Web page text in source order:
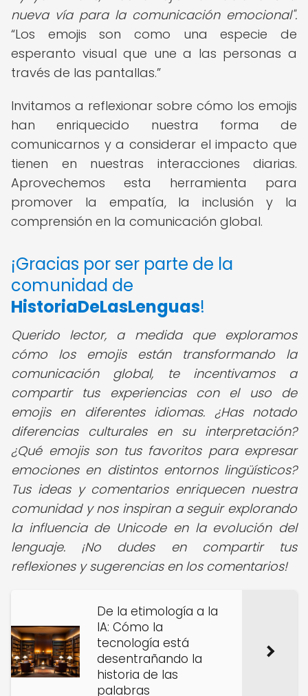
nueva vía para la comunicación emocional".
Los emojis son como una especie de
esperanto visual que une a las personas a
través de las pantallas.
Invitamos a reflexionar sobre cómo los emojis
han enriquecido nuestra forma de
comunicarnos y a considerar el impacto que
tienen en nuestras interacciones diarias.
Aprovechemos esta herramienta para
promover la empatía, la inclusión y la
comprensión en la comunicación global.
¡Gracias por ser parte de la
comunidad de
HistoriaDeLasLenguas!
Querido lector, a medida que exploramos
cómo los emojis están transformando la
comunicación global, te incentivamos a
compartir tus experiencias con el uso de
emojis en diferentes idiomas. ¿Has notado
diferencias culturales en su interpretación?
¿Qué emojis son tus favoritos para expresar
emociones en distintos entornos lingüísticos?
Tus ideas y comentarios enriquecen nuestra
comunidad y nos inspiran a seguir explorando
la influencia de Unicode en la evolución del
lenguaje. ¡No dudes en compartir tus
reflexiones y sugerencias en los comentarios!
De la etimología a la
IA: Cómo la
tecnología está
desentrañando la
historia de las
palabras